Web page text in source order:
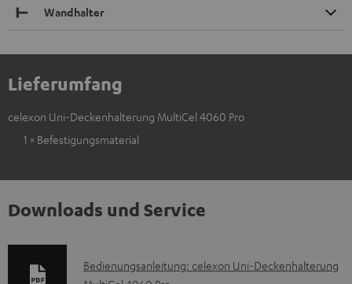
Wandhalter
Lieferumfang
celexon Uni-Deckenhalterung MultiCel 4060 Pro
1 × Befestigungsmaterial
Downloads und Service
D
Bedienungsanleitung: celexon Uni-Deckenhalterung